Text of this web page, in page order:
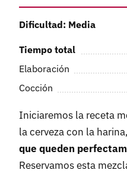
Dificultad: Media
Tiempo total
Elaboración
Cocción
Iniciaremos la receta
la cerveza con la
que queden
Reservamos esta